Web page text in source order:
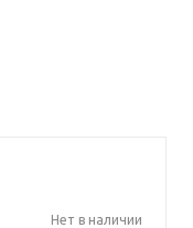
Нет в наличии